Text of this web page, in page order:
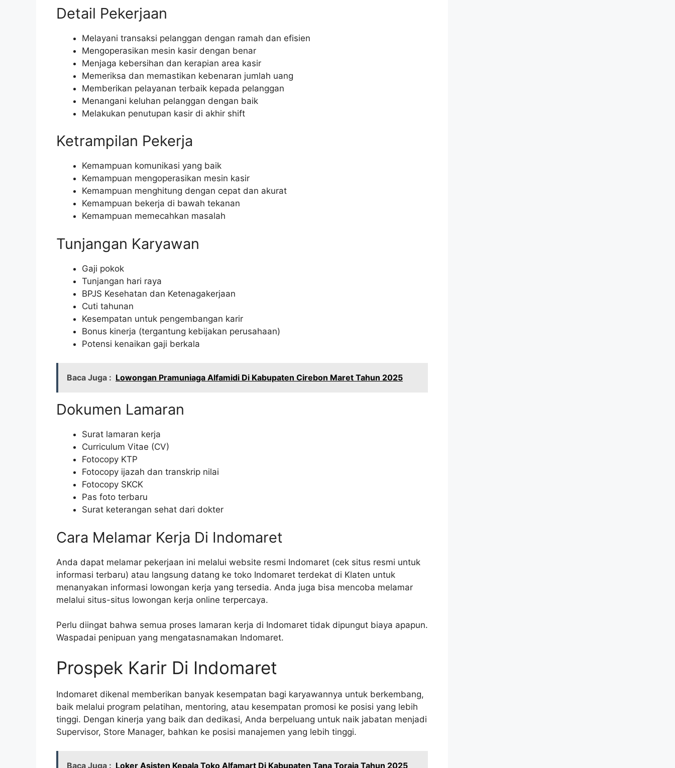
Detail Pekerjaan
Melayani transaksi pelanggan dengan ramah dan efisien
Mengoperasikan mesin kasir dengan benar
Menjaga kebersihan dan kerapian area kasir
Memeriksa dan memastikan kebenaran jumlah uang
Memberikan pelayanan terbaik kepada pelanggan
Menangani keluhan pelanggan dengan baik
Melakukan penutupan kasir di akhir shift
Ketrampilan Pekerja
Kemampuan komunikasi yang baik
Kemampuan mengoperasikan mesin kasir
Kemampuan menghitung dengan cepat dan akurat
Kemampuan bekerja di bawah tekanan
Kemampuan memecahkan masalah
Tunjangan Karyawan
Gaji pokok
Tunjangan hari raya
BPJS Kesehatan dan Ketenagakerjaan
Cuti tahunan
Kesempatan untuk pengembangan karir
Bonus kinerja (tergantung kebijakan perusahaan)
Potensi kenaikan gaji berkala
Baca Juga : Lowongan Pramuniaga Alfamidi Di Kabupaten Cirebon Maret Tahun 2025
Dokumen Lamaran
Surat lamaran kerja
Curriculum Vitae (CV)
Fotocopy KTP
Fotocopy ijazah dan transkrip nilai
Fotocopy SKCK
Pas foto terbaru
Surat keterangan sehat dari dokter
Cara Melamar Kerja Di Indomaret
Anda dapat melamar pekerjaan ini melalui website resmi Indomaret (cek situs resmi untuk
informasi terbaru) atau langsung datang ke toko Indomaret terdekat di Klaten untuk
menanyakan informasi lowongan kerja yang tersedia. Anda juga bisa mencoba melamar
melalui situs-situs lowongan kerja online terpercaya.
Perlu diingat bahwa semua proses lamaran kerja di Indomaret tidak dipungut biaya apapun.
Waspadai penipuan yang mengatasnamakan Indomaret.
Prospek Karir Di Indomaret
Indomaret dikenal memberikan banyak kesempatan bagi karyawannya untuk berkembang,
baik melalui program pelatihan, mentoring, atau kesempatan promosi ke posisi yang lebih
tinggi. Dengan kinerja yang baik dan dedikasi, Anda berpeluang untuk naik jabatan menjadi
Supervisor, Store Manager, bahkan ke posisi manajemen yang lebih tinggi.
Baca Juga : Loker Asisten Kepala Toko Alfamart Di Kabupaten Tana Toraja Tahun 2025